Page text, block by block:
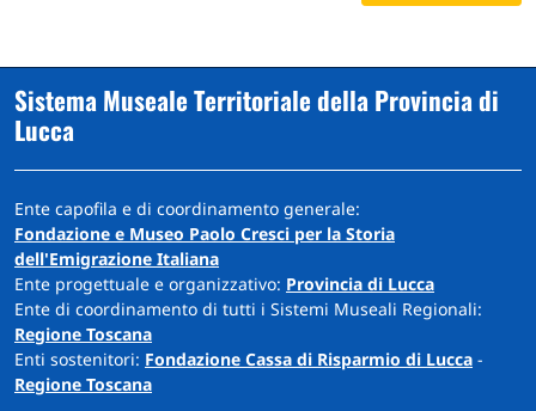
Sistema Museale Territoriale della Provincia di
Lucca
Ente capofila e di coordinamento generale:
Fondazione e Museo Paolo Cresci per la Storia
dell'Emigrazione Italiana
Ente progettuale e organizzativo: Provincia di Lucca
Ente di coordinamento di tutti i Sistemi Museali Regionali:
Regione Toscana
Enti sostenitori: Fondazione Cassa di Risparmio di Lucca -
Regione Toscana